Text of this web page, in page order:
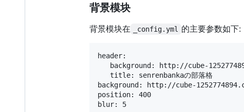
背景模块
背景模块在 _config.yml 的主要参数如下:
header:
background: http://cube-
   title: senrenbankaの部落格
background: http://cube-
position: 400